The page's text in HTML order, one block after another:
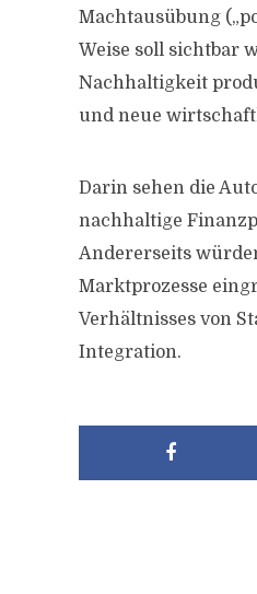
Machtausübung
Weise soll sichtbar
Nachhaltigkeit
und neue
Darin sehen die
nachhaltige
Andererseits
Marktprozesse
Verhältnisses von
Integration.